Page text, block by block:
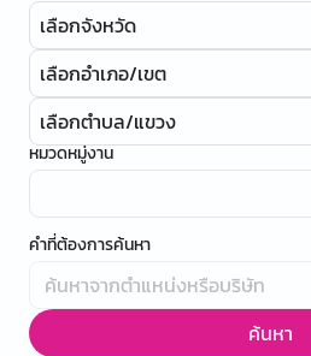
เลือกจังหวัด
เลือกอำเภอ/เขต
เลือกตำบล/แขวง
หมวดหมู่งาน
คำที่ต้องการค้นหา
ค้นหา